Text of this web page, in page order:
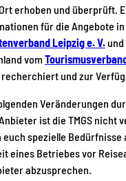
erhoben und überprüft.
für die Angebote
Leipzig e. V.
vom
recherchiert und zur
Veränderungen
ist die TMGS nicht
spezielle Bedürfnisse
eines Betriebes vor
abzusprechen.